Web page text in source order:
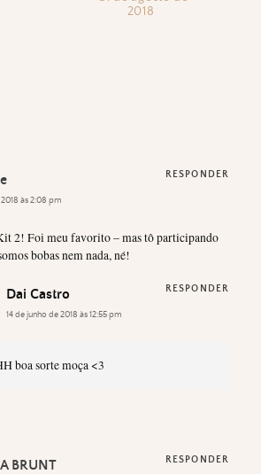
2018
às 2:08 pm
2! Foi meu favorito – mas tô participando
bobas nem nada, né!
RESPONDER
Dai Castro
14 de junho de 2018 às 12:55 pm
boa sorte moça <3
RESPONDER
BRUNT RESPONDER